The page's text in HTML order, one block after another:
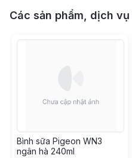
Các sản phẩm, dịch
Bình sữa Pigeon WN3
ngân hà 240ml